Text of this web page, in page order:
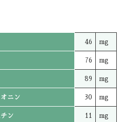
46 mg
76 mg
89 mg
オニン 30 mg
ン 11 mg